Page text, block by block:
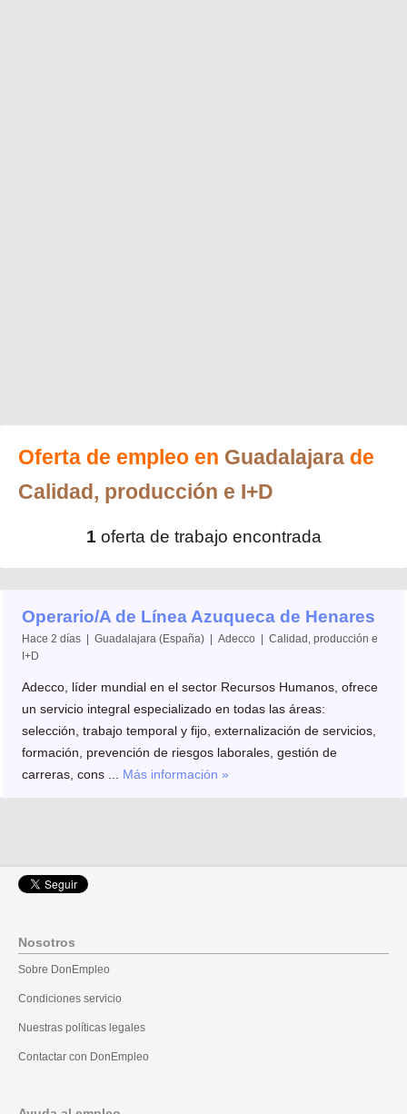
Oferta de empleo en Guadalajara de
Calidad, producción e I+D
1 oferta de trabajo encontrada
Operario/A de Línea Azuqueca de Henares
Hace 2 días | Guadalajara (España) | Adecco | Calidad, producción e
I+D
Adecco, líder mundial en el sector Recursos Humanos, ofrece
un servicio integral especializado en todas las áreas:
selección, trabajo temporal y fijo, externalización de servicios,
formación, prevención de riesgos laborales, gestión de
carreras, cons ... Más información »
Nosotros
Sobre DonEmpleo
Condiciones servicio
Nuestras políticas legales
Contactar con DonEmpleo